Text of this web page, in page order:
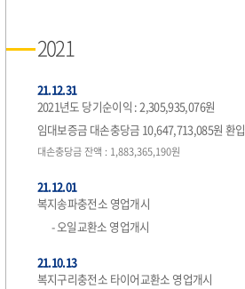
2021
21.12.31
2021년도 당기순이익 : 2,305,935,076원
임대보증금 대손충당금 10,647,713,085원 환입
대손충당금 잔액 : 1,883,365,190원
21.12.01
복지송파충전소 영업개시
- 오일교환소 영업개시
21.10.13
복지구리충전소 타이어교환소 영업개시